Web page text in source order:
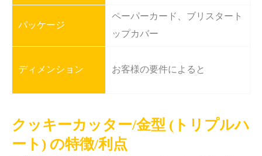
パッケージ
ペーパーカード、ブリスタート
ップカバー
ディメンション お客様の要件によると
クッキーカッター/金型 (トリプルハ
ート) の特徴/利点